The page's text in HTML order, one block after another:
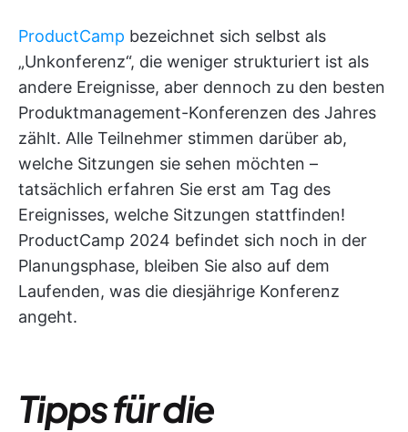
ProductCamp bezeichnet sich selbst als
„Unkonferenz“, die weniger strukturiert ist als
andere Ereignisse, aber dennoch zu den besten
Produktmanagement-Konferenzen des Jahres
zählt. Alle Teilnehmer stimmen darüber ab,
welche Sitzungen sie sehen möchten –
tatsächlich erfahren Sie erst am Tag des
Ereignisses, welche Sitzungen stattfinden!
ProductCamp 2024 befindet sich noch in der
Planungsphase, bleiben Sie also auf dem
Laufenden, was die diesjährige Konferenz
angeht.
Tipps für die